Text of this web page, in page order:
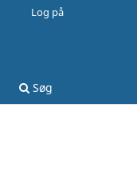
Søg
Log på